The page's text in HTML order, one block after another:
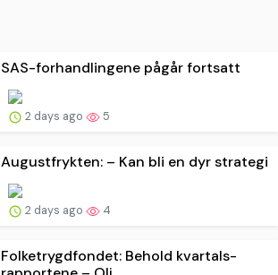
SAS-forhandlingene pågår fortsatt
2 days ago 5
Augustfrykten: – Kan bli en dyr strategi
2 days ago 4
Folketrygdfondet: Behold kvartals­